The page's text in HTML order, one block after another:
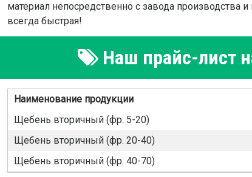
материал непосредственно с завода производства
всегда быстрая!
Наш прайс-лист
Наименование продукции
Щебень вторичный (фр. 5-20)
Щебень вторичный (фр. 20-40)
Щебень вторичный (фр. 40-70)